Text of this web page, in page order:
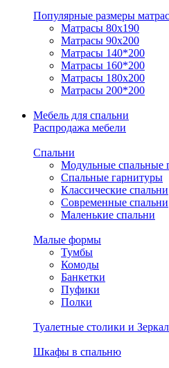
Популярные размеры
Матрасы 80x190
Матрасы 90x200
Матрасы 140*200
Матрасы 160*200
Матрасы 180x200
Матрасы 200*200
Мебель для спальни
Распродажа мебели
Спальни
Модульные спальные
Спальные гарнитуры
Классические спальни
Современные спальни
Маленькие спальни
Малые формы
Тумбы
Комоды
Банкетки
Пуфики
Полки
Туалетные столики и
Шкафы в спальню